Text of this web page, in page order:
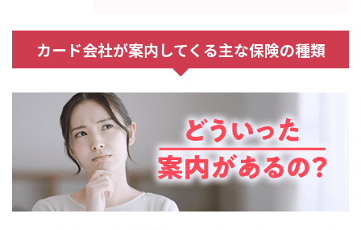
カード会社が案内してくる主な保険の種類